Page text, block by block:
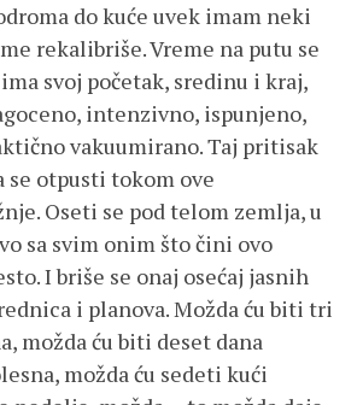
do kuće uvek imam neki
rekalibriše. Vreme na putu se
svoj početak, sredinu i kraj,
intenzivno, ispunjeno,
vakuumirano. Taj pritisak
se otpusti tokom ove
Oseti se pod telom zemlja, u
sa svim onim što čini ovo
I briše se onaj osećaj jasnih
i planova. Možda ću biti tri
možda ću biti deset dana
možda ću sedeti kući